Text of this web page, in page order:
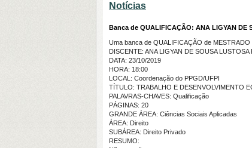
Notícias
Banca de QUALIFICAÇÃO: ANA LIGYAN DE
Uma banca de QUALIFICAÇÃO de MESTRADO
DISCENTE: ANA LIGYAN DE SOUSA
DATA: 23/10/2019
HORA: 18:00
LOCAL: Coordenação do PPGD/UFPI
TÍTULO: TRABALHO E DESENVOLVIMENTO
PALAVRAS-CHAVES: Qualificação
PÁGINAS: 20
GRANDE ÁREA: Ciências Sociais Aplicadas
ÁREA: Direito
SUBÁREA: Direito Privado
RESUMO: